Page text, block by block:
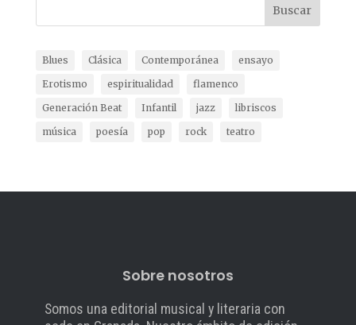
Buscar
Blues Clásica Contemporánea
ensayo
Erotismo
espiritualidad
flamenco
Generación Beat
Infantil jazz
libriscos
música
poesía pop rock teatro
Sobre nosotros
Somos una editorial musical y literaria con